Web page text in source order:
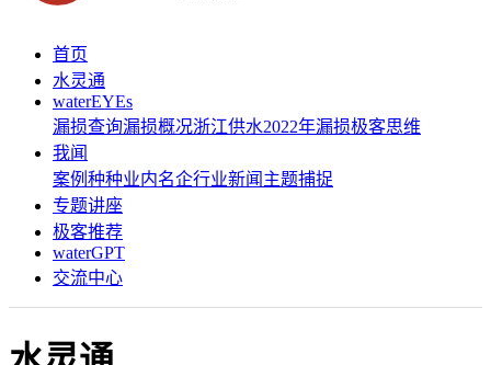
首页
水灵通
waterEYEs
漏损查询漏损概况浙江供水2022年漏损极客思维
我闻
案例种种业内名企行业新闻 主题捕捉
专题讲座
极客推荐
waterGPT
交流中心